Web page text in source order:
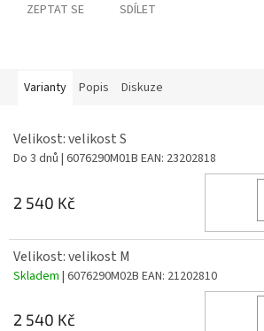
ZEPTAT SE SDÍLET
Varianty Popis Diskuze
Velikost: velikost S
Do 3 dnů | 6076290M01B EAN: 23202818
2 540 Kč
Velikost: velikost M
Skladem | 6076290M02B EAN: 21202810
2 540 Kč